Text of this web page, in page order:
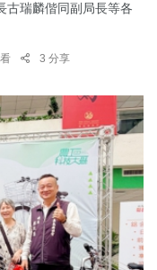
古瑞麟偕同副局長等各
3 分享